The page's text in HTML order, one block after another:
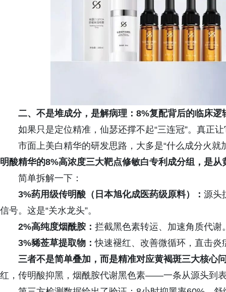
二、不是堆成分，是解病理：8%复配背后的临床逻
如果只是定位精准，仙瑟还撑不起“三连冠”。真正
市面上美白精华的研发思路，大多是“什么成分火
明酸精华的8%高浓度三大靶点修敏白专利成分组，是
简单拆解一下：
3%药用级传明酸（日本旭化成医药级原料）： 源头
信号。这是“关水龙头”。
2%高纯度烟酰胺： 拦截黑色素转运、加速角质代谢
3%豨莶草提取物：快速褪红、改善微循环，直击炎
三者不是简单叠加，而是精准对应黄褐斑三大核心
红，传明酸抑黑，烟酰胺代谢黑色素——一条从源头到